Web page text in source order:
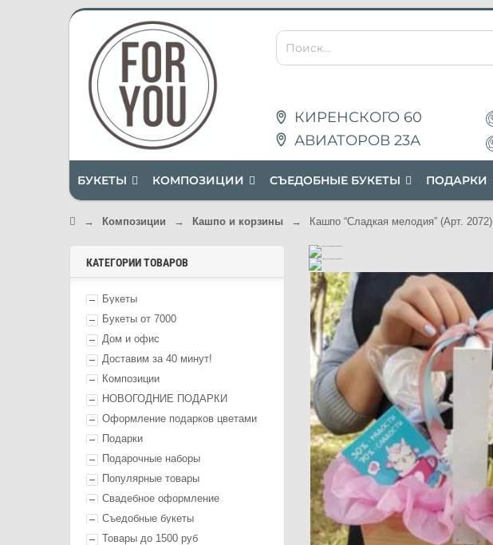
КИРЕНСКОГО 60
АВИАТОРОВ 23А
БУКЕТЫ КОМПОЗИЦИИ СЪЕДОБНЫЕ БУКЕТЫ ПОДАРКИ
→ Композиции → Кашпо и корзины → Кашпо “Сладкая мелодия” (Арт. 2072)
КАТЕГОРИИ ТОВАРОВ
Букеты
Букеты от 7000
Дом и офис
Доставим за 40 минут!
Композиции
НОВОГОДНИЕ ПОДАРКИ
Оформление подарков цветами
Подарки
Подарочные наборы
Популярные товары
Свадебное оформление
Съедобные букеты
Товары до 1500 руб